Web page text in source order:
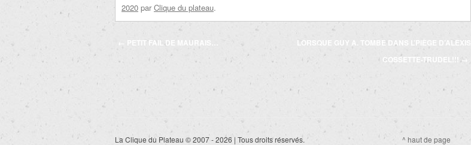
2020 par Clique du plateau.
Navigation
des
← PETIT FAIL DE MAURAIS…
LORSQUE GUY A. TOMBE DANS L’PIÈGE D’ALEXIS
COSSETTE-TRUDEL!!!→
La Clique du Plateau © 2007 - 2026 | Tous droits réservés. ^ haut de page